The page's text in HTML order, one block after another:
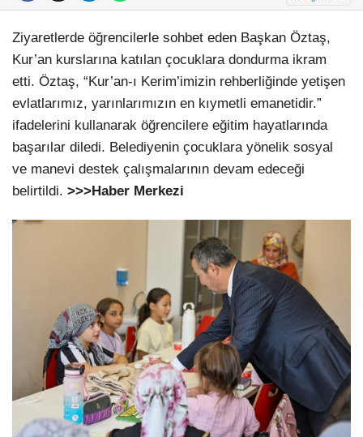
Ziyaretlerde öğrencilerle sohbet eden Başkan Öztaş,
Kur’an kurslarına katılan çocuklara dondurma ikram
etti. Öztaş, “Kur’an-ı Kerim’imizin rehberliğinde yetişen
evlatlarımız, yarınlarımızın en kıymetli emanetidir.”
ifadelerini kullanarak öğrencilere eğitim hayatlarında
başarılar diledi. Belediyenin çocuklara yönelik sosyal
ve manevi destek çalışmalarının devam edeceği
belirtildi. >>>Haber Merkezi